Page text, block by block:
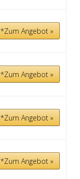
*Zum Angebot »
*Zum Angebot »
*Zum Angebot »
*Zum Angebot »